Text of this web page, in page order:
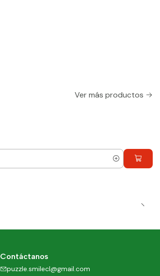
Ver más productos
Contáctanos
puzzle.smilecl@gmail.com